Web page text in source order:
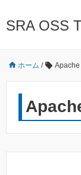
SRA OSS
ホーム / Apache